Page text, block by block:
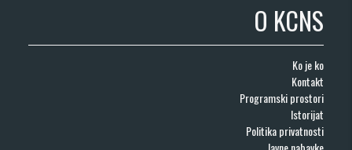
O KCNS
Ko je ko
Kontakt
Programski prostori
Istorijat
Politika privatnosti